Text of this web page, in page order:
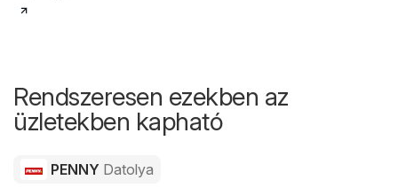
Rendszeresen ezekben az
üzletekben kapható
PENNY Datolya